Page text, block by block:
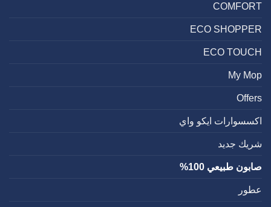
COMFORT
ECO SHOPPER
ECO TOUCH
My Mop
Offers
اكسسوارات ايكو واي
شريك جديد
صابون طبيعي 100%
عطور